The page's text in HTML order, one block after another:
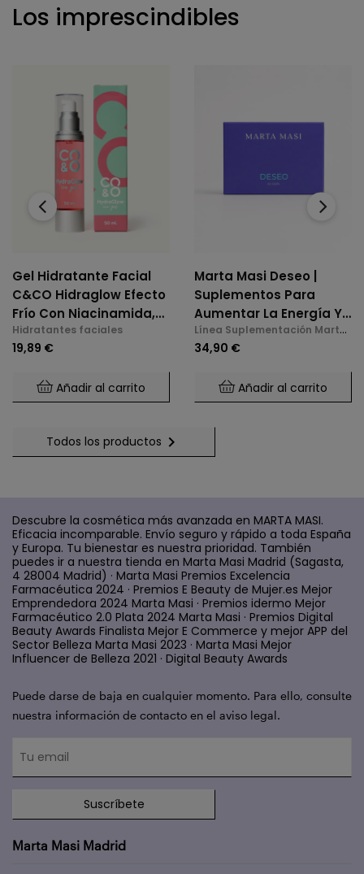
Los imprescindibles
Gel Hidratante Facial
C&CO Hidraglow Efecto
Frío Con Niacinamida,
Xylitol, Panthenol,
Elastina Marina, Para
Hidratantes faciales
19,89 €
Añadir al carrito
Marta Masi Deseo |
Suplementos Para
Aumentar La Energía Y
La Libido En La
Menopausia
Línea Suplementación Marta
Masi
34,90 €
Añadir al carrito
‹ ›
Todos los productos 
Descubre la cosmética más avanzada en MARTA MASI.
Eficacia incomparable. Envío seguro y rápido a toda España
y Europa. Tu bienestar es nuestra prioridad. También
puedes ir a nuestra tienda en Marta Masi Madrid (Sagasta,
4 28004 Madrid) · Marta Masi Premios Excelencia
Farmacéutica 2024 · Premios E Beauty de Mujer.es Mejor
Emprendedora 2024 Marta Masi · Premios idermo Mejor
Farmacéutico 2.0 Plata 2024 Marta Masi · Premios Digital
Beauty Awards Finalista Mejor E Commerce y mejor APP del
Sector Belleza Marta Masi 2023 · Marta Masi Mejor
Influencer de Belleza 2021 · Digital Beauty Awards
Puede darse de baja en cualquier momento. Para ello, consulte
nuestra información de contacto en el aviso legal.
Suscríbete
Marta Masi Madrid